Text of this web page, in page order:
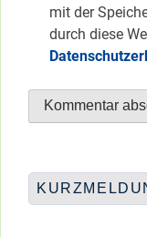
mit der
durch diese